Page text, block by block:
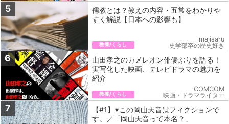
5
儒教とは？教えの内容・五常をわかりや
すく解説【日本への影響も】
教養/くらし
majisaru
史学部卒の歴史好き
6
山田孝之のカメレオン俳優ぶりを語る！
実写化した映画、テレビドラマの魅力を
紹介
教養/くらし
COMCOM
映画・ドラマライター
7
【#1】※この岡山天音はフィクションで
す。／「岡山天音って本名？」